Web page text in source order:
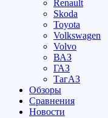
Renault
Skoda
Toyota
Volkswagen
Volvo
ВАЗ
ГАЗ
ТагАЗ
Обзоры
Сравнения
Новости